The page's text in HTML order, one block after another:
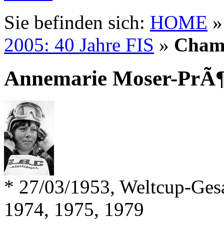
Sie befinden sich: HOME
2005: 40 Jahre FIS »
Annemarie Moser-
* 27/03/1953, Weltcup-
1974, 1975, 1979